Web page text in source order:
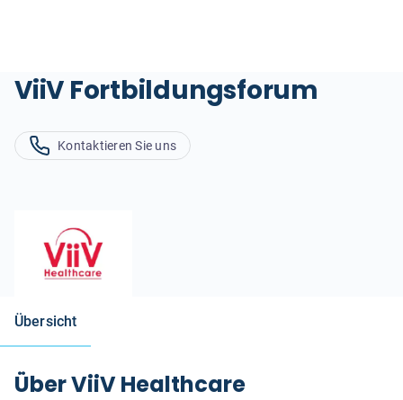
ViiV Fortbildungsforum
Kontaktieren Sie uns
Übersicht
Über ViiV Healthcare